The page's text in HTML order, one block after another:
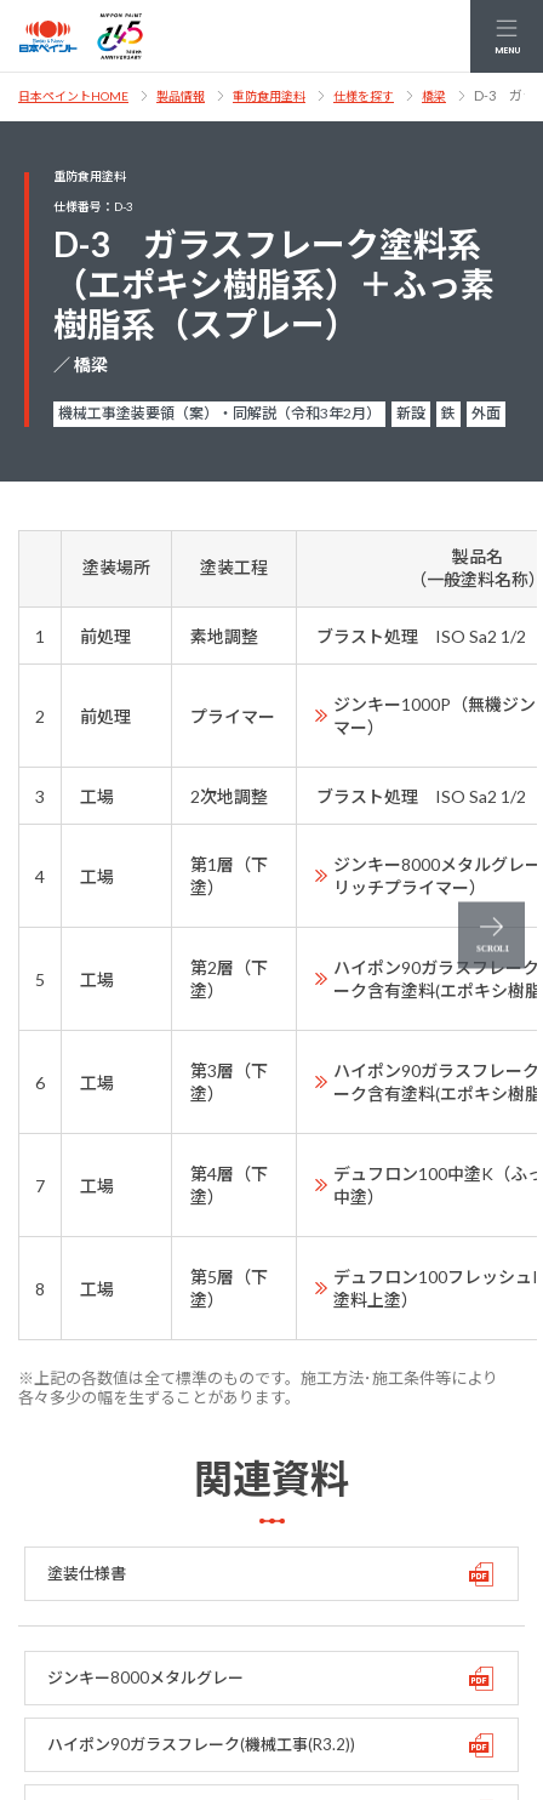
MENU
日本ペイントHOME 製品情報 重防食用塗料 仕様を探す 橋梁 D-3 ガラ
重防食用塗料
仕様番号：D-3
D-3 ガラスフレーク塗料系
（エポキシ樹脂系）＋ふっ素
樹脂系（スプレー）
／ 橋梁
機械工事塗装要領（案）・同解説（令和3年2月） 新設 鉄 外面
塗装場所 塗装工程
製品名
（一般塗料名称
1 前処理 素地調整 ブラスト処理 ISO Sa2 1/2
2 前処理 プライマー
ジンキー1000P（無機ジン
マー）
3 工場 2次地調整 ブラスト処理 ISO Sa2 1/2
4 工場
第1層（下
塗）
ジンキー8000メタルグレ
リッチプライマー）
5 工場
第2層（下
塗）
ハイポン90ガラスフレー
ーク含有塗料(エポキシ樹
6 工場
第3層（下
塗）
ハイポン90ガラスフレー
ーク含有塗料(エポキシ樹
7 工場
第4層（下
塗）
デュフロン100中塗K（ふ
中塗）
8 工場
第5層（下
塗）
デュフロン100フレッシュ
塗料上塗）
※上記の各数値は全て標準のものです。施工方法･施工条件等により
各々多少の幅を生ずることがあります。
関連資料
塗装仕様書
ジンキー8000メタルグレー
ハイポン90ガラスフレーク(機械工事(R3.2))